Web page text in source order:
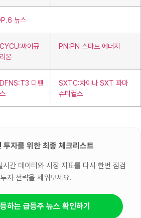
뉴스
CYCU:싸이큐
리온
PN:PN 스마트 에너지
DFNS:T3 디펜
스
SXTC:차이나 SXT 파마
슈티컬스
투자를 위한 최종 체크리스트
간 데이터와 시장 지표를 다시 한번 점검
자 전략을 세워보세요.
하는 급등주 뉴스 확인하기